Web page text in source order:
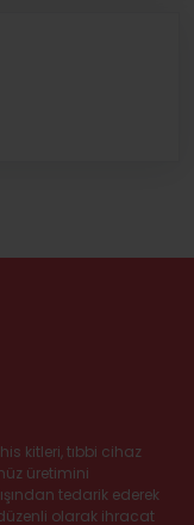
kitleri, tıbbi cihaz
üretimini
tedarik ederek
olarak ihracat